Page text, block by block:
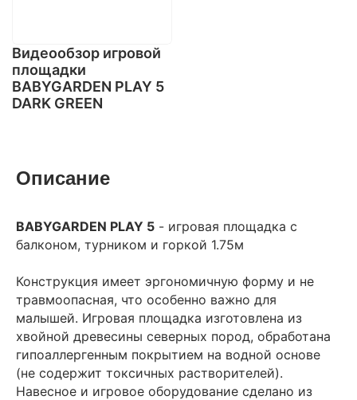
Видеообзор игровой
площадки
BABYGARDEN PLAY 5
DARK GREEN
Описание
BABYGARDEN PLAY 5 - игровая площадка с
балконом, турником и горкой 1.75м
Конструкция имеет эргономичную форму и не
травмоопасная, что особенно важно для
малышей. Игровая площадка изготовлена из
хвойной древесины северных пород, обработана
гипоаллергенным покрытием на водной основе
(не содержит токсичных растворителей).
Навесное и игровое оборудование сделано из